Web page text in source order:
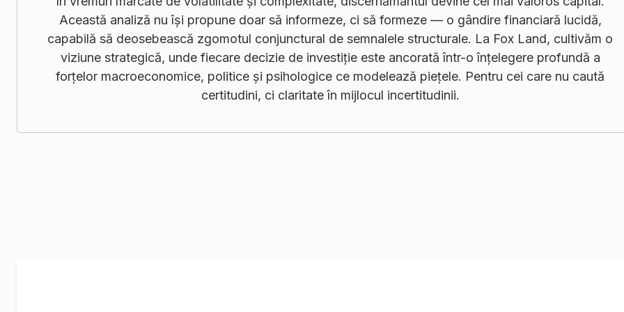
Această analiză nu își propune doar să informeze, ci să formeze — o gândire financiară lucidă,
capabilă să deosebească zgomotul conjunctural de semnalele structurale. La Fox Land, cultivăm o
viziune strategică, unde fiecare decizie de investiție este ancorată într-o înțelegere profundă a
forțelor macroeconomice, politice și psihologice ce modelează piețele. Pentru cei care nu caută
certitudini, ci claritate în mijlocul incertitudinii.